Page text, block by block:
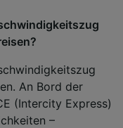
An Bord der
(Intercity Express)
–